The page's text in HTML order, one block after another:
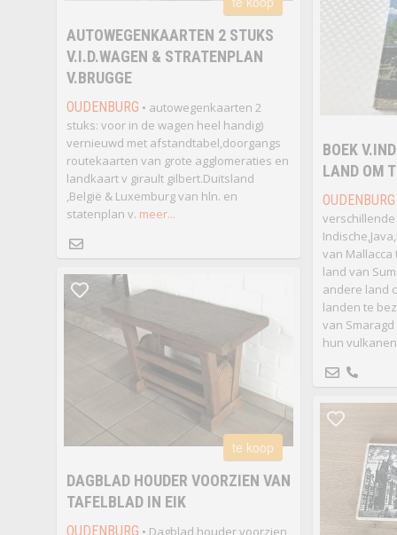
AUTOWEGENKAARTEN 2 STUKS
V.I.D.WAGEN & STRATENPLAN
V.BRUGGE
OUDENBURG • autowegenkaarten 2
stuks: voor in de wagen heel handig)
vernieuwd met afstandtabel,doorgangs
routekaarten van grote agglomeraties en
landkaart v girault gilbert.Duitsland
,België & Luxemburg van hln. en
statenplan v. meer...
BOEK
LAND OM
OUDENBURG
van Mallacca
land van
andere land
landen te
van
hun
te koop
DAGBLAD HOUDER VOORZIEN VAN
TAFELBLAD IN EIK
OUDENBURG • Dagblad houder voorzien